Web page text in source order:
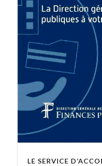
LE SERVICE